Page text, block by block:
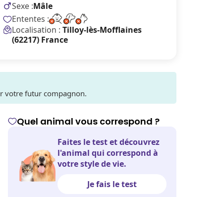
Sexe :Mâle
Ententes :
Localisation : Tilloy-lès-Mofflaines
(62217) France
votre futur compagnon.
Quel animal vous correspond ?
Faites le test et découvrez
l'animal qui correspond à
votre style de vie.
Je fais le test